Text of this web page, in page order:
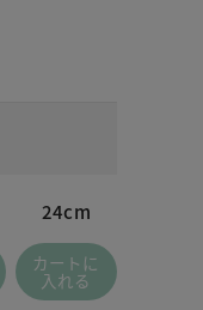
24cm
カートに
入れる